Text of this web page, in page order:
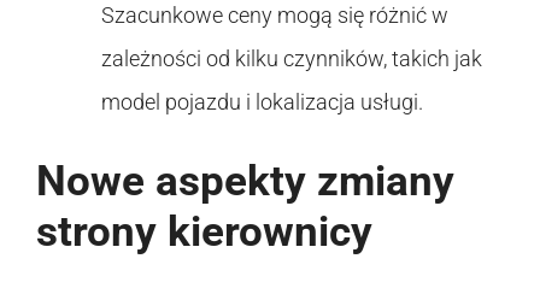
Szacunkowe ceny mogą się różnić w
zależności od kilku czynników, takich jak
model pojazdu i lokalizacja usługi.
Nowe aspekty zmiany
strony kierownicy